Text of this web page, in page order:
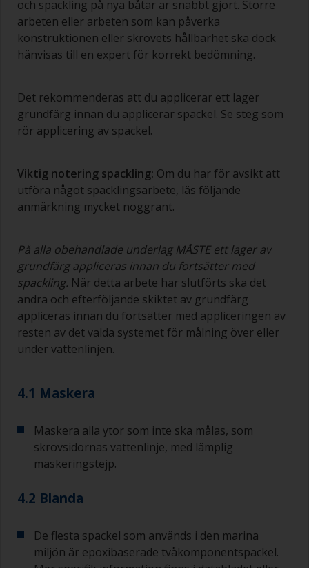
Tvätta penslarna med lämpligt lösningsmedel
och torka dem grundligt innan du använder dem
för att undvika kontaminering.
används för applicering av lackgrundfärg eller
lackfärg.
För att minimera penseldrag bör du hålla
För att rengöra penslar, häll upp lite förtunning i
en lämplig behållare så att du kan göra rent dem
om dess borst börjar täppas till på grund av
Andra användbara tips:
Om du märker av rinningar när färgen appliceras
är den antingen för tunn eller så använder du för
Undvik att använda färg direkt från burken
eftersom det ökar risken för kontaminering och
förväntar dig att använda på 30 minuter i en
Gamla syltburkar eller torra, rena plåtburkar kan
vara användbara för blandning av färg.
Metallmått i olika storlekar från mataffären är
och härdare för de mindre jobben.
måste du se till att intervalltiden mellan slutet av
appliceringen av epoxigrundfärgen och det
och spackling på nya båtar är snabbt gjort. Större
arbeten eller arbeten som kan påverka
konstruktionen eller skrovets hållbarhet ska dock
hänvisas till en expert för korrekt bedömning.
Det rekommenderas att du applicerar ett lager
grundfärg innan du applicerar spackel. Se steg som
rör applicering av spackel.
Viktig notering spackling: Om du har för avsikt att
utföra något spacklingsarbete, läs följande
anmärkning mycket noggrant.
På alla obehandlade underlag MÅSTE ett lager av
grundfärg appliceras innan du fortsätter med
spackling. När detta arbete har slutförts ska det
andra och efterföljande skiktet av grundfärg
appliceras innan du fortsätter med appliceringen av
resten av det valda systemet för målning över eller
under vattenlinjen.
4.1 Maskera
Maskera alla ytor som inte ska målas, som
skrovsidornas vattenlinje, med lämplig
maskeringstejp.
4.2 Blanda
De flesta spackel som används i den marina
miljön är epoxibaserade tvåkomponentspackel.